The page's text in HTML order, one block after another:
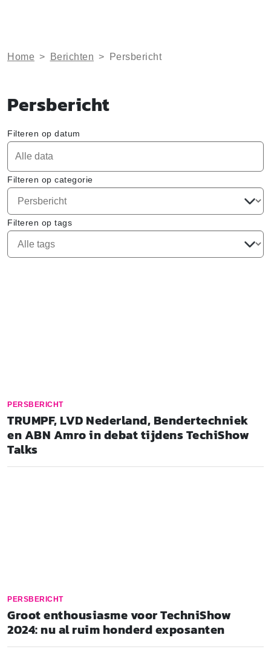
Home > Berichten > Persbericht
Persbericht
Filteren op datum
Filteren op categorie
Filteren op tags
PERSBERICHT
TRUMPF, LVD Nederland, Bendertechniek
en ABN Amro in debat tijdens TechiShow
Talks
PERSBERICHT
Groot enthousiasme voor TechniShow
2024: nu al ruim honderd exposanten